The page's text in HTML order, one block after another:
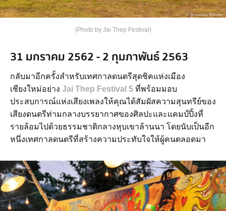
(Photo by Jai Thep Festival)
31 มกราคม 2562 - 2 กุมภาพันธ์ 2563
กลับมาอีกครั้งสำหรับเทศกาลดนตรีสุดชิคแห่งเมือง
เชียงใหม่อย่าง Jai Thep Festival 5 ที่พร้อมมอบ
ประสบการณ์แห่งเสียงเพลงให้คุณได้สัมผัสความสุนทรีย์ของ
เสียงดนตรีท่ามกลางบรรยากาศของศิลปะและแคมป์ปิ้งที่
รายล้อมไปด้วยธรรมชาติกลางหุบเขาล้านนา โดยนับเป็นอีก
หนึ่งเทศกาลดนตรีที่สร้างความประทับใจให้ผู้คนตลอดมา